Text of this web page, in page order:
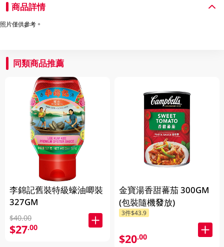
商品詳情
照片僅供參考。
同類商品推薦
李錦記舊裝特級蠔油唧裝
327GM
$40.00
$27.00
金寶湯香甜蕃茄 300GM
(包裝隨機發放)
3件$43.9
$20.00